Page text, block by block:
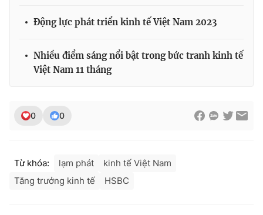
Động lực phát triển kinh tế Việt Nam 2023
Nhiều điểm sáng nổi bật trong bức tranh kinh tế
Việt Nam 11 tháng
0 0
Từ khóa: lạm phát
kinh tế Việt Nam
Tăng trưởng kinh tế
HSBC